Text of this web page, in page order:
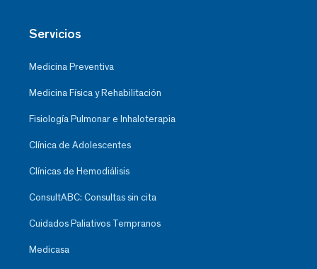
Servicios
Medicina Preventiva
Medicina Física y Rehabilitación
Fisiología Pulmonar e Inhaloterapia
Clínica de Adolescentes
Clínicas de Hemodiálisis
ConsultABC: Consultas sin cita
Cuidados Paliativos Tempranos
Medicasa